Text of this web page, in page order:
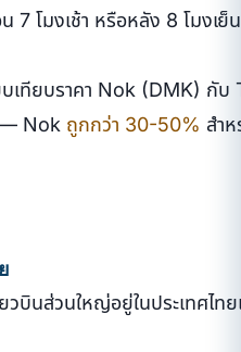
7 โมงเช้า หรือหลัง 8 โมงเย็
บเทียบราคา Nok (DMK) กั
Nok ถูกกว่า 30-50% สำห
วบินส่วนใหญ่อยู่ในประเทศไ